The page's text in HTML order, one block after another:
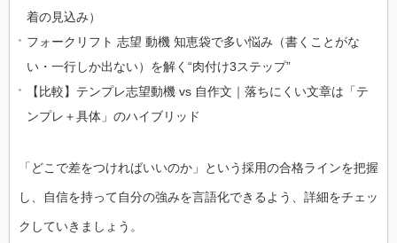
着の見込み）
フォークリフト 志望 動機 知恵袋で多い悩み（書くことがな
い・一行しか出ない）を解く“肉付け3ステップ”
【比較】テンプレ志望動機 vs 自作文｜落ちにくい文章は「テ
ンプレ＋具体」のハイブリッド
「どこで差をつければいいのか」という採用の合格ラインを把握
し、自信を持って自分の強みを言語化できるよう、詳細をチェッ
クしていきましょう。